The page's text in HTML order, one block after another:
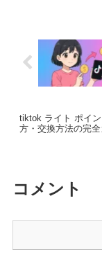
tiktok ライト ポイ
方・交換方法の完
コメント